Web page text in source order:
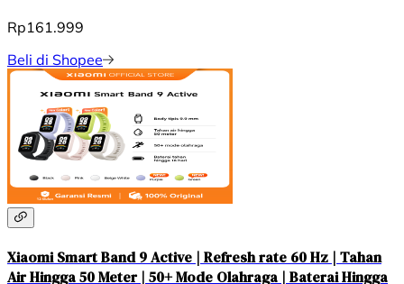
Rp161.999
Beli di Shopee
Xiaomi Smart Band 9 Active | Refresh rate 60 Hz | Tahan
Air Hingga 50 Meter | 50+ Mode Olahraga | Baterai Hingga